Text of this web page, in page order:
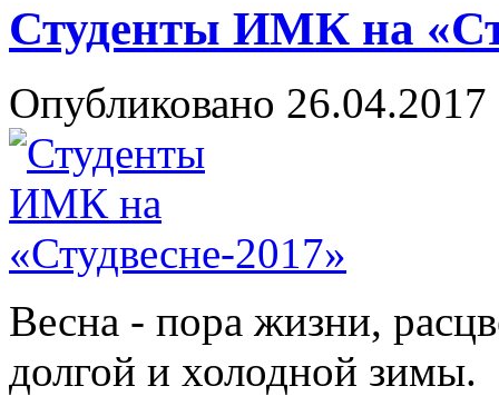
Студенты ИМК на
Опубликовано
Весна - пора жизни,
долгой и холодной зимы.